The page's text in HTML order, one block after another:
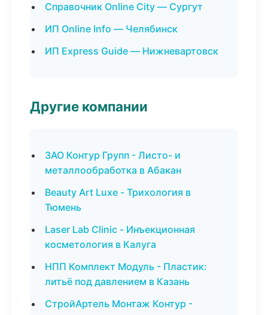
Справочник Online City — Сургут
ИП Online Info — Челябинск
ИП Express Guide — Нижневартовск
Другие компании
ЗАО Контур Групп - Листо- и
металлообработка в Абакан
Beauty Art Luxe - Трихология в
Тюмень
Laser Lab Clinic - Инъекционная
косметология в Калуга
НПП Комплект Модуль - Пластик:
литьё под давлением в Казань
СтройАртель Монтаж Контур -